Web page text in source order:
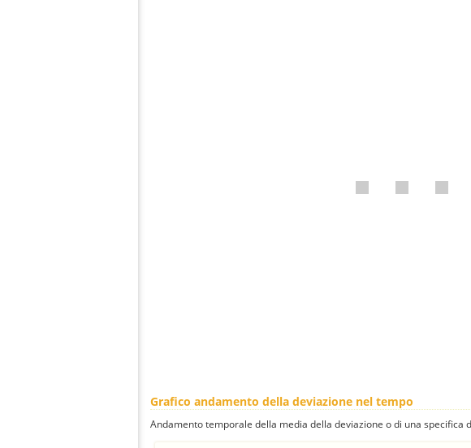
Grafico andamento della deviazione nel tempo
Andamento temporale della media della deviazione o di una specifica